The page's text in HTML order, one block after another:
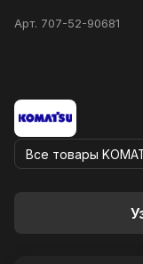
Арт. 707-52-90681
Все товары